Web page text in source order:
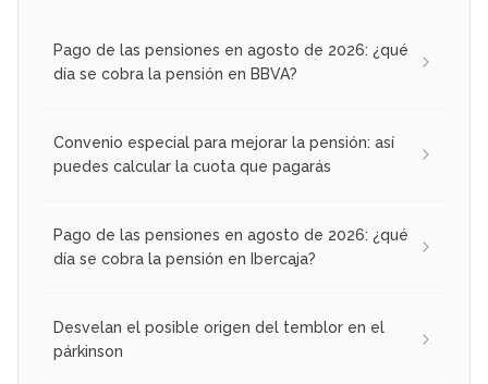
Pago de las pensiones en agosto de 2026: ¿qué
día se cobra la pensión en BBVA?
Convenio especial para mejorar la pensión: así
puedes calcular la cuota que pagarás
Pago de las pensiones en agosto de 2026: ¿qué
día se cobra la pensión en Ibercaja?
Desvelan el posible origen del temblor en el
párkinson